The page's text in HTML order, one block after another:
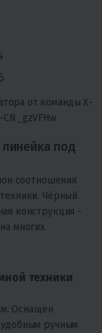
от команды X-
под
соотношения
Чёрный
конструкция -
многих
техники
Оснащён
удобным ручным